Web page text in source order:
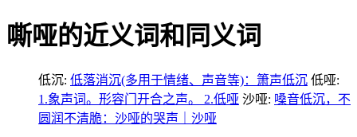
嘶哑的近义词和同义词
低沉: 低落消沉(多用于情绪、声音等)：箫声低沉 低哑:
1.象声词。形容门开合之声。 2.低哑 沙哑: 嗓音低沉，不
圆润不清脆：沙哑的哭声｜沙哑